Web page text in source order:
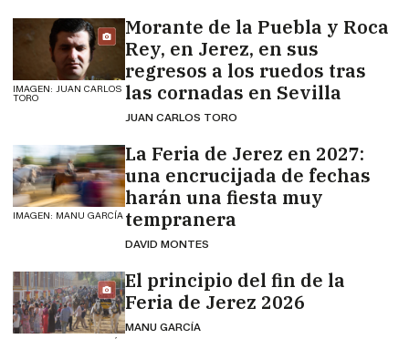
IMAGEN: JUAN CARLOS
TORO
Morante de la Puebla y Roca
Rey, en Jerez, en sus
regresos a los ruedos tras
las cornadas en Sevilla
JUAN CARLOS TORO
IMAGEN: MANU GARCÍA
La Feria de Jerez en 2027:
una encrucijada de fechas
harán una fiesta muy
tempranera
DAVID MONTES
El principio del fin de la
Feria de Jerez 2026
MANU GARCÍA